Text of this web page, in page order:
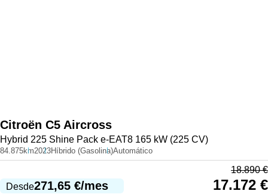
Citroën C5 Aircross
Hybrid 225 Shine Pack e-EAT8 165 kW (225 CV)
84.875km2023Híbrido (Gasolina)Automático
Desde271,65 €/mes
18.890€
17.172 €